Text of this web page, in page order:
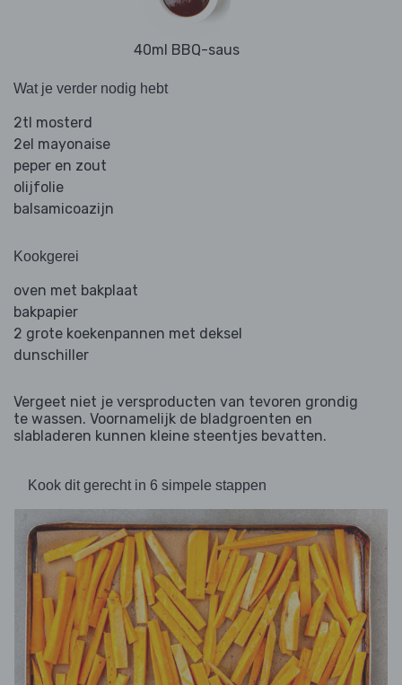
40ml BBQ-saus
Wat je verder nodig hebt
2tl mosterd
2el mayonaise
peper en zout
olijfolie
balsamicoazijn
Kookgerei
oven met bakplaat
bakpapier
2 grote koekenpannen met deksel
dunschiller
Vergeet niet je versproducten van tevoren grondig
te wassen. Voornamelijk de bladgroenten en
slabladeren kunnen kleine steentjes bevatten.
Kook dit gerecht in 6 simpele stappen